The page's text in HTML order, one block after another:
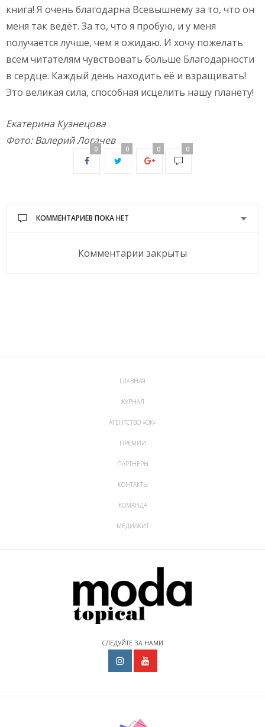
книга! Я очень благодарна Всевышнему за то, что он
меня так ведёт. За то, что я пробую, и у меня
получается лучше, чем я ожидаю. И хочу пожелать
всем читателям чувствовать больше Благодарности
в сердце. Каждый день находить её и взращивать!
Это великая сила, способная исцелить нашу планету!
Екатерина Кузнецова
Фото: Валерий Логачев
0 0 0 0
КОММЕНТАРИЕВ ПОКА НЕТ
Комментарии закрыты
ГЛАВНАЯ
ЖУРНАЛ
АГЕНТСТВО «ОК»
ПРЕМИИ
ПАРТНЕРЫ
КОНТАКТЫ
КОМАНДА
МЕДИАКИТ
СЛЕДУЙТЕ ЗА НАМИ